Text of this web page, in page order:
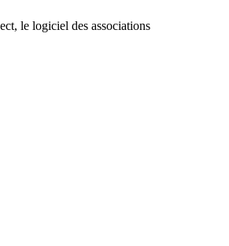
le logiciel des associations